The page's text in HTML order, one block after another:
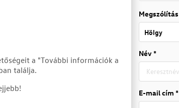
a "További információk a
találja.
Hölgy
Név *
E-mail cím *